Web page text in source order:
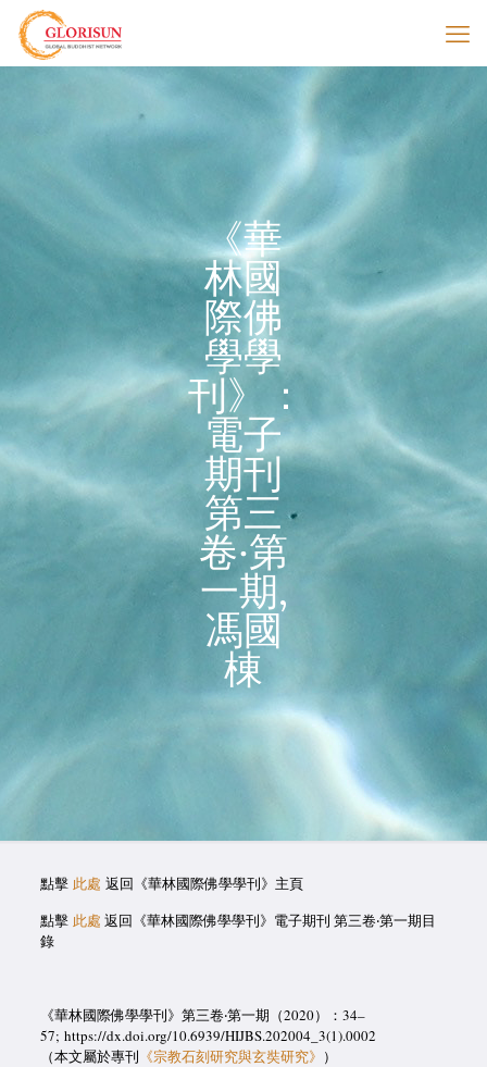
《華
林國
際佛
學學
刊》：
電子
期刊
第三
卷‧第
一期,
馮國
棟
點擊 此處 返回《華林國際佛學學刊》主頁
點擊 此處 返回《華林國際佛學學刊》電子期刊 第三卷‧第一期目
錄
《華林國際佛學學刊》第三卷‧第一期（2020）：34–
57; https://dx.doi.org/10.6939/HIJBS.202004_3(1).0002
（本文屬於專刊 《宗教石刻研究與玄奘研究》 ）